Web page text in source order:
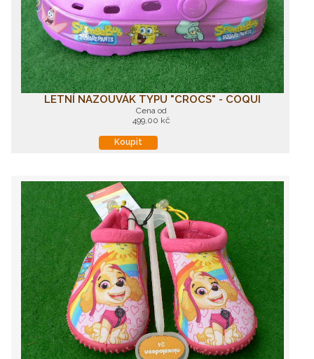
LETNÍ NAZOUVÁK TYPU "CROCS" - COQUI
Cena od
499,00 kč
Koupit